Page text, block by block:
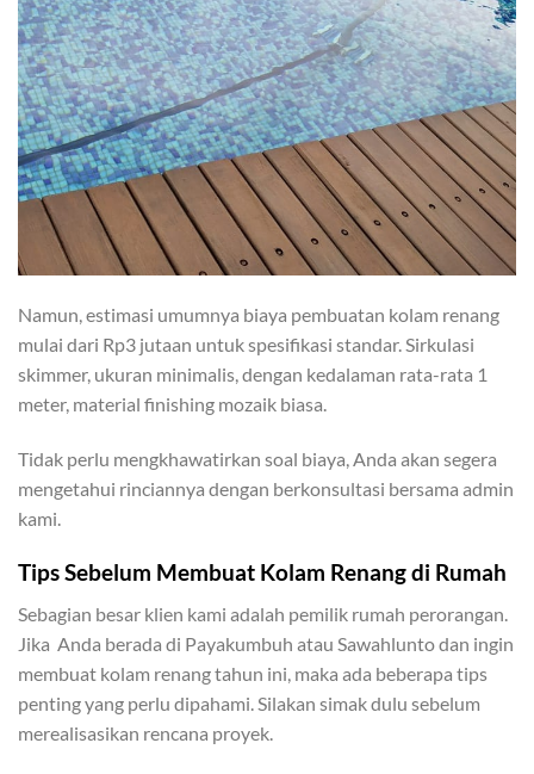
Namun, estimasi umumnya biaya pembuatan kolam renang
mulai dari Rp3 jutaan untuk spesifikasi standar. Sirkulasi
skimmer, ukuran minimalis, dengan kedalaman rata-rata 1
meter, material finishing mozaik biasa.
Tidak perlu mengkhawatirkan soal biaya, Anda akan segera
mengetahui rinciannya dengan berkonsultasi bersama admin
kami.
Tips Sebelum Membuat Kolam Renang di Rumah
Sebagian besar klien kami adalah pemilik rumah perorangan.
Jika Anda berada di Payakumbuh atau Sawahlunto dan ingin
membuat kolam renang tahun ini, maka ada beberapa tips
penting yang perlu dipahami. Silakan simak dulu sebelum
merealisasikan rencana proyek.